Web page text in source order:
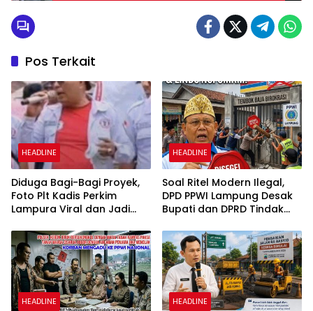
Pos Terkait
HEADLINE
Diduga Bagi-Bagi Proyek,
Foto Plt Kadis Perkim
Lampura Viral dan Jadi
Netizen
HEADLINE
Soal Ritel Modern Ilegal,
DPD PPWI Lampung Desak
Bupati dan DPRD Tindak
No 02/2016
HEADLINE HEADLINE